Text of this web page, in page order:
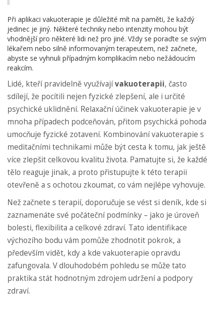
Při aplikaci vakuoterapie je důležité mít na paměti, že každý
jedinec je jiný. Některé techniky nebo intenzity mohou být
vhodnější pro některé lidi než pro jiné. Vždy se poraďte se svým
lékařem nebo silně informovaným terapeutem, než začnete,
abyste se vyhnuli případným komplikacím nebo nežádoucím
reakcím.
Lidé, kteří pravidelně využívajívakuoterapii, často
sdílejí, že pocítili nejen fyzické zlepšení, ale i určité
psychické uklidnění. Relaxační účinek vakuoterapie je v
mnoha případech podceňován, přitom psychická pohoda
umocňuje fyzické zotavení. Kombinování vakuoterapie s
meditačními technikami může být cesta k tomu, jak ještě
více zlepšit celkovou kvalitu života. Pamatujte si, že každé
tělo reaguje jinak, a proto přistupujte k této terapii
otevřeně a s ochotou zkoumat, co vám nejlépe vyhovuje.
Než začnete s terapií, doporučuje se vést si deník, kde si
zaznamenáte své počáteční podmínky – jako je úroveň
bolesti, flexibilita a celkové zdraví. Tato identifikace
výchozího bodu vám pomůže zhodnotit pokrok, a
především vidět, kdy a kde vakuoterapie opravdu
zafungovala. V dlouhodobém pohledu se může tato
praktika stát hodnotným zdrojem udržení a podpory
zdraví.